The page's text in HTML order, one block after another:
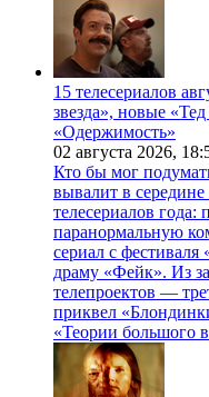
15 телесериалов
звезда», новые
«Одержимость»
02 августа 2026,
Кто бы мог
вывалит в
телесериалов
паранормальную
сериал с
драму «Фейк». Из
телепроектов —
приквел
«Теории большого